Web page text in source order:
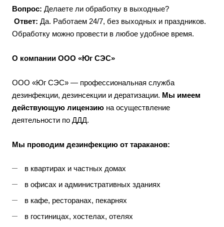
Вопрос: Делаете ли обработку в выходные?
Ответ: Да. Работаем 24/7, без выходных и праздников.
Обработку можно провести в любое удобное время.
О компании ООО «Юг СЭС»
ООО «Юг СЭС» — профессиональная служба
дезинфекции, дезинсекции и дератизации. Мы имеем
действующую лицензию на осуществление
деятельности по ДДД.
Мы проводим дезинфекцию от тараканов:
в квартирах и частных домах
в офисах и административных зданиях
в кафе, ресторанах, пекарнях
в гостиницах, хостелах, отелях